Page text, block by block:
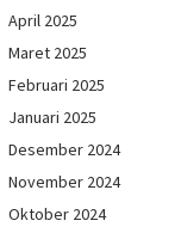
April 2025
Maret 2025
Februari 2025
Januari 2025
Desember 2024
November 2024
Oktober 2024